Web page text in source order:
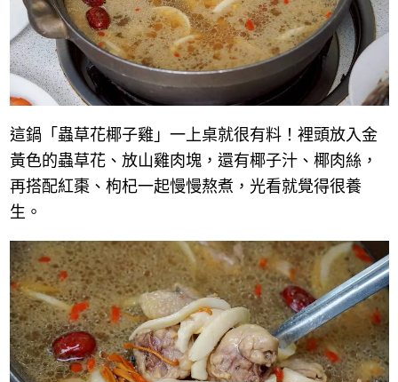
這鍋「蟲草花椰子雞」一上桌就很有料！裡頭放入金
黃色的蟲草花、放山雞肉塊，還有椰子汁、椰肉絲，
再搭配紅棗、枸杞一起慢慢熬煮，光看就覺得很養
生。